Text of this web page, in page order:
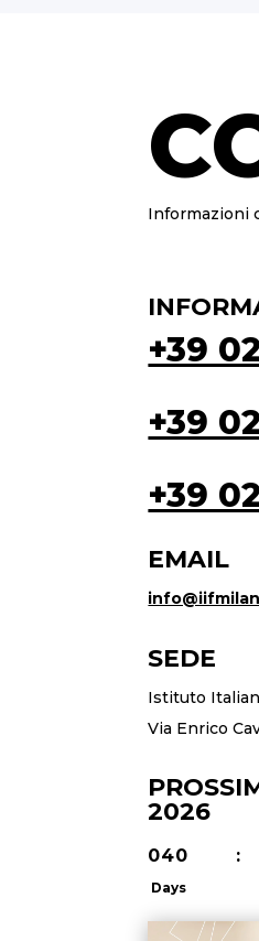
Informazioni
+39
+39
+39
EMAIL
SEDE
Istituto
Via Enrico
2026
040
Days
: